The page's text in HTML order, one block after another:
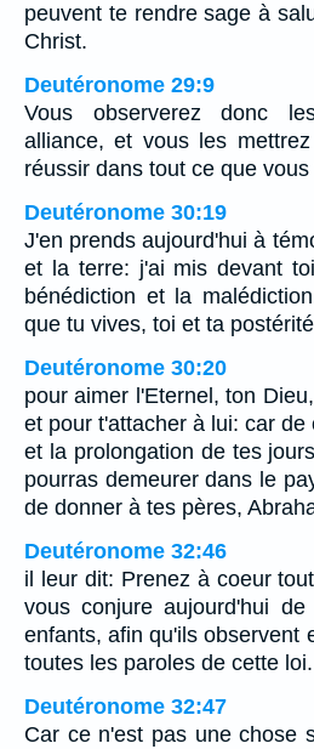
peuvent te rendre sage à
Christ.
Deutéronome 29:9
Vous observerez donc
alliance, et vous les
réussir dans tout ce que vous
Deutéronome 30:19
J'en prends aujourd'hui à
et la terre: j'ai mis devant
bénédiction et la
que tu vives, toi et ta
Deutéronome 30:20
pour aimer l'Eternel, ton
et pour t'attacher à lui: car
et la prolongation de tes
pourras demeurer dans le
de donner à tes pères,
Deutéronome 32:46
il leur dit: Prenez à coeur
vous conjure aujourd'hui
enfants, afin qu'ils observent
toutes les paroles de cette loi.
Deutéronome 32:47
Car ce n'est pas une chose